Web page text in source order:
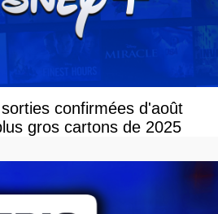
confirmées d'août
gros cartons de 2025